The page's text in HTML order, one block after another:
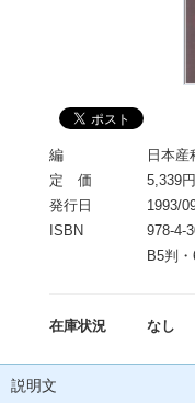
編
日本産
定 価
5,339
発行日
1993/
ISBN
978-4-
B5判
在庫状況 なし
説明文